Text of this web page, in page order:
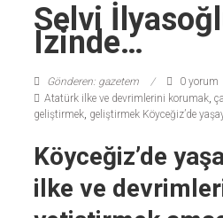
Selvi
Izinde…
Gönderen: gazetem
0 yorum
Atatürk ilke ve devrimlerini korumak,
geliştirmek, geliştirmek Köyceğiz’de
Köyceğiz’de
ilke ve